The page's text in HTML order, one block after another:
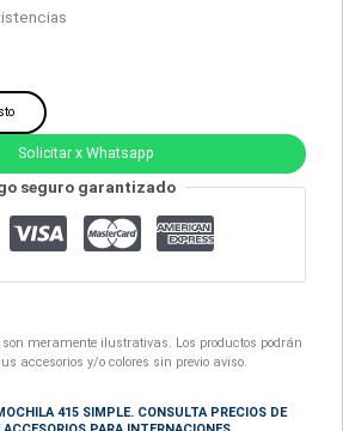
Solicitar x Whatsapp
seguro garantizado
meramente ilustrativas. Los productos podrán
accesorios y/o colores sin previo aviso.
415 SIMPLE. CONSULTA PRECIOS DE